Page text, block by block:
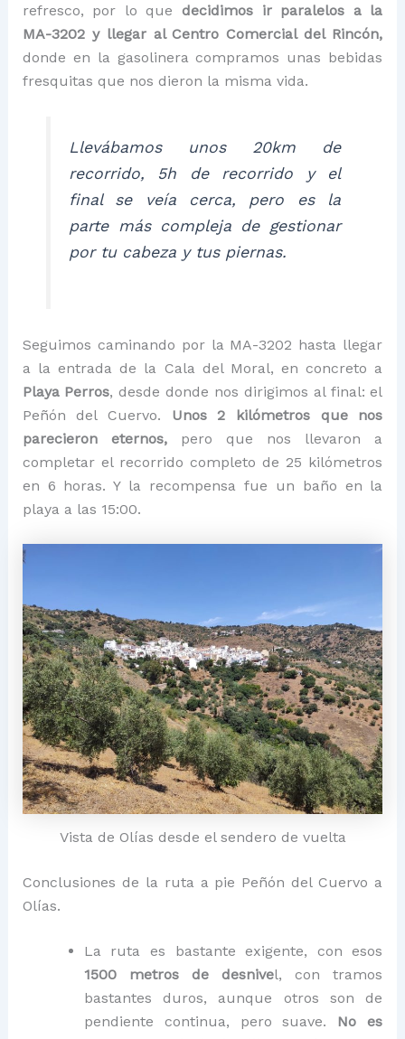
refresco, por lo que decidimos ir paralelos a la
MA-3202 y llegar al Centro Comercial del Rincón,
donde en la gasolinera compramos unas bebidas
fresquitas que nos dieron la misma vida.
Llevábamos unos 20km de
recorrido, 5h de recorrido y el
final se veía cerca, pero es la
parte más compleja de gestionar
por tu cabeza y tus piernas.
Seguimos caminando por la MA-3202 hasta llegar
a la entrada de la Cala del Moral, en concreto a
Playa Perros, desde donde nos dirigimos al final: el
Peñón del Cuervo. Unos 2 kilómetros que nos
parecieron eternos,pero que nos llevaron a
completar el recorrido completo de 25 kilómetros
en 6 horas. Y la recompensa fue un baño en la
playa a las 15:00.
Vista de Olías desde el sendero de vuelta
Conclusiones de la ruta a pie Peñón del Cuervo a
Olías.
La ruta es bastante exigente, con esos
1500 metros de desnivel, con tramos
bastantes duros, aunque otros son de
pendiente continua, pero suave. No es